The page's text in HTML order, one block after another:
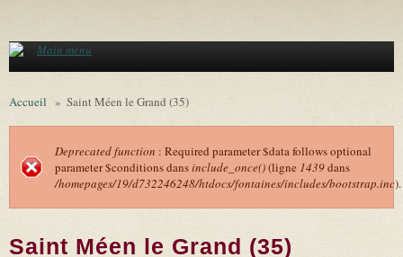
Main menu
Accueil » Saint Méen le Grand (35)
Message d'erreur
Deprecated function : Required parameter $data follows optional
parameter $conditions dansinclude_once()(ligne 1439dans
/homepages/19/d732246248/htdocs/fontaines/includes/bootstrap.inc).
Saint Méen le Grand (35)